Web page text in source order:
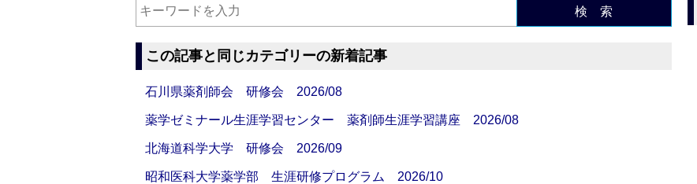
検 索
この記事と同じカテゴリーの新着記事
石川県薬剤師会 研修会 2026/08
薬学ゼミナール生涯学習センター 薬剤師生涯学習講座 2026/08
北海道科学大学 研修会 2026/09
昭和医科大学薬学部 生涯研修プログラム 2026/10